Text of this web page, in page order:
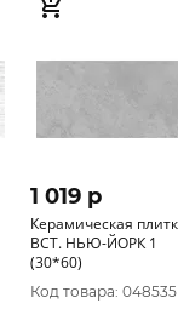
1 019 p
Керамическая
ВСТ. НЬЮ-ЙОРК 1
(30*60)
Код товара: 048535